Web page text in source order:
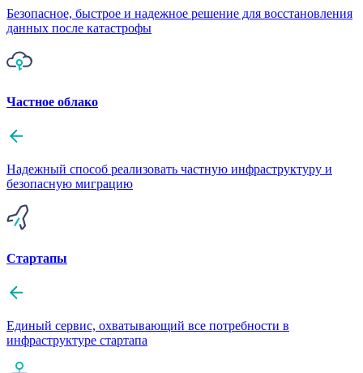
Безопасное, быстрое и надежное решение для восстановления
данных после катастрофы
Частное облако
Надежный способ реализовать частную инфраструктуру и
безопасную миграцию
Стартапы
Единый сервис, охватывающий все потребности в
инфраструктуре стартапа